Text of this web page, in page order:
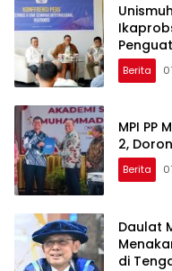
Global
Berita
MPI PP
2,
Berita
Daulat
di